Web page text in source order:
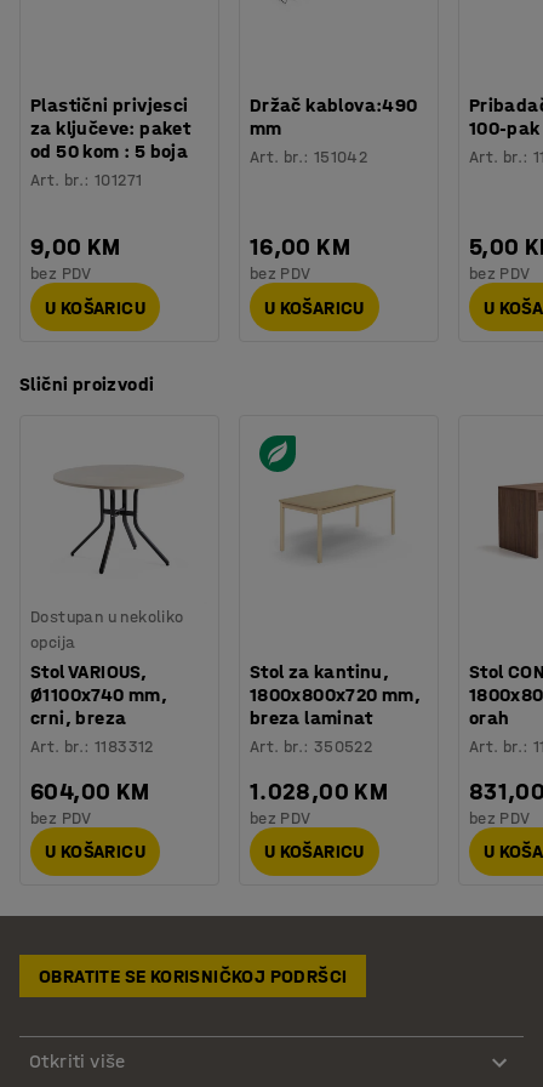
dinamično okruženje koje poziva na opuštene razgovore.
Težina: 42 kg
Montaža: Dolazi nesastavljeno
Testirano: EN 15372
Plastični privjesci
za ključeve: paket
od 50 kom : 5 boja
Art. br.:101271
9,00 KM
bez PDV
U KOŠARICU
Držač kablova:490
mm
Art. br.: 151042
16,00 KM
bez PDV
U KOŠARICU
100-pak
Art. br.:
5,00
bez PDV
U
Slični proizvodi
Dostupan u nekoliko
opcija
Stol VARIOUS,
Ø1100x740 mm,
crni, breza
Art. br.:1183312
604,00 KM
bez PDV
U KOŠARICU
Stol za kantinu,
1800x800x720 mm,
breza laminat
Art. br.: 350522
1.028,00 KM
bez PDV
U KOŠARICU
Stol
orah
Art. br.:
bez PDV
U
OBRATITE SE KORISNIČKOJ PODRŠCI
Otkriti više